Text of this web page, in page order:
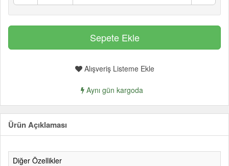
Alışveriş Listeme Ekle
Aynı gün kargoda
Ürün Açıklaması
Diğer Özellikler